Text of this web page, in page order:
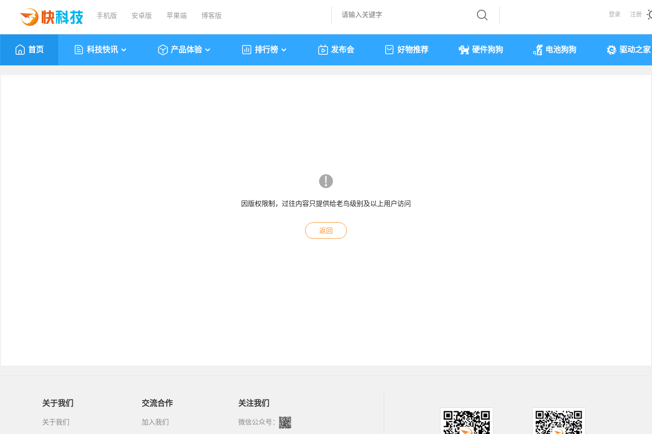
手机版 安卓版 苹果端 博客版 登录 注册
首页 科技快讯 产品体验 排行榜 发布会 好物推荐 硬件狗狗 电池狗狗 驱动之家
因版权限制，过往内容只提供给老鸟级别及以上用户访问
返回
关于我们
关于我们
交流合作
加入我们
关注我们
微信公众号：